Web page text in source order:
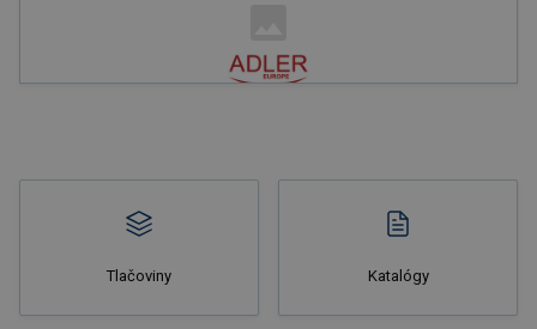
Tlačoviny Katalógy